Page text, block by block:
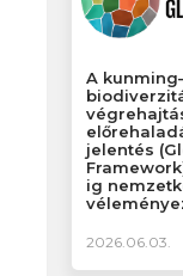
A
jelentés
ig
2026.06.03.